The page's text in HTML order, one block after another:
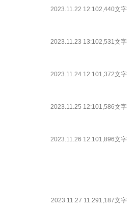
2023.11.22 12:102,440文字
2023.11.23 13:102,531文字
2023.11.24 12:101,372文字
2023.11.25 12:101,586文字
2023.11.26 12:101,896文字
2023.11.27 11:291,187文字